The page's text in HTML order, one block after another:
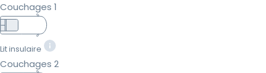
Couchages 1
Lit insulaire
Couchages 2